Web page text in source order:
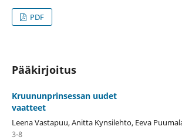
PDF
Pääkirjoitus
Kruununprinsessan uudet
vaatteet
Leena Vastapuu, Anitta Kynsilehto, Eeva
3-8